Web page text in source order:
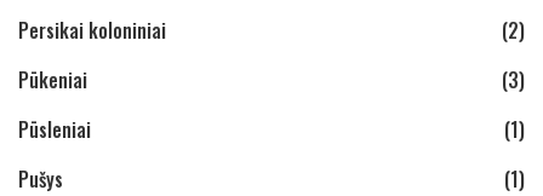
Persikai koloniniai
(2)
Pūkeniai
(3)
Pūsleniai
(1)
Pušys
(1)